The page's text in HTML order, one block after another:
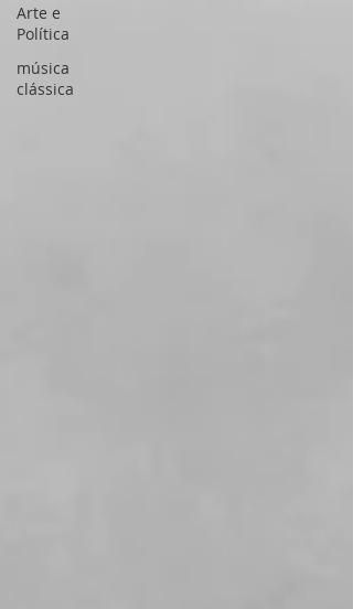
Arte e
Política
música
clássica